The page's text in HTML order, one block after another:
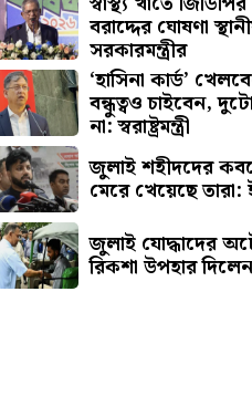
বরাদ্দের ঘোষণা
সরকারমন্ত্রীর
‘হাসিনা কার্ড’
বন্ধুত্বও চাইবেন,
না: স্বরাষ্ট্রমন্ত্রী
জুলাই শহীদদের
মেরে খেয়েছে
জুলাই যোদ্ধাদের
রিকশা উপহার দিলেন